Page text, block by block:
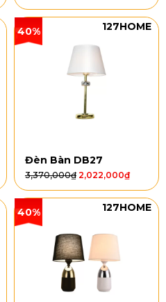
40% 127HOME
Đèn Bàn DB27
3,370,000₫ 2,022,000₫
40% 127HOME